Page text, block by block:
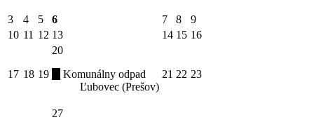
3 4 5 6 7 8
9
10 11 12 13 14 15 16
17 18 19
20
Komunálny odpad
Ľubovec (Prešov)
21 22 23
27